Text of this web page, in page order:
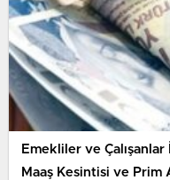
Emekliler ve
Maaş Kesintisi ve Prim